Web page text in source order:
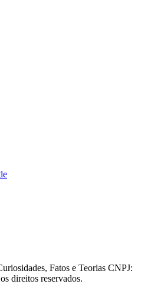
Fatos e Teorias CNPJ:
direitos reservados.